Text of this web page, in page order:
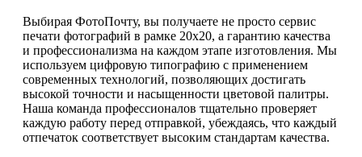
Выбирая ФотоПочту, вы получаете не просто сервис
печати фотографий в рамке 20х20, а гарантию качества
и профессионализма на каждом этапе изготовления. Мы
используем цифровую типографию с применением
современных технологий, позволяющих достигать
высокой точности и насыщенности цветовой палитры.
Наша команда профессионалов тщательно проверяет
каждую работу перед отправкой, убеждаясь, что каждый
отпечаток соответствует высоким стандартам качества.